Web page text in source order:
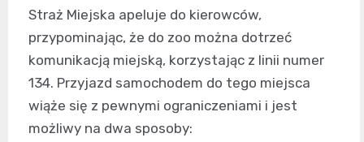
Straż Miejska apeluje do kierowców,
przypominając, że do zoo można dotrzeć
komunikacją miejską, korzystając z linii numer
134. Przyjazd samochodem do tego miejsca
wiąże się z pewnymi ograniczeniami i jest
możliwy na dwa sposoby: